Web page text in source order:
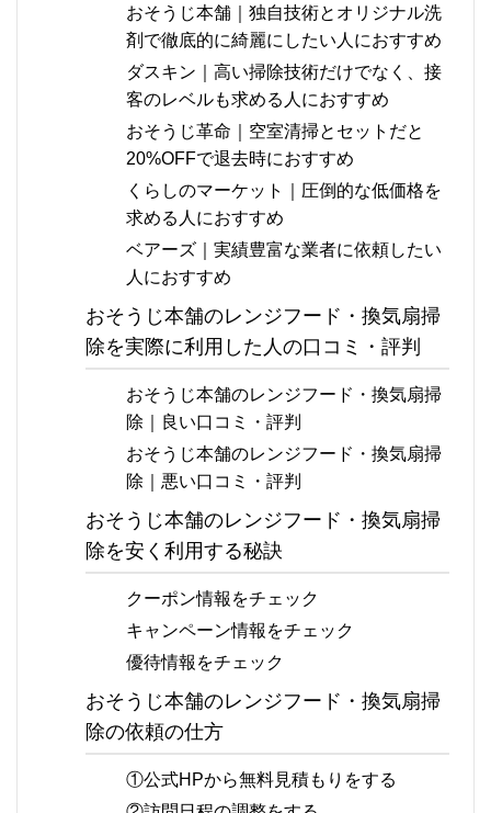
おそうじ本舗｜独自技術とオリジナル洗
剤で徹底的に綺麗にしたい人におすすめ
ダスキン｜高い掃除技術だけでなく、接
客のレベルも求める人におすすめ
おそうじ革命｜空室清掃とセットだと
20%OFFで退去時におすすめ
くらしのマーケット｜圧倒的な低価格を
求める人におすすめ
ベアーズ｜実績豊富な業者に依頼したい
人におすすめ
おそうじ本舗のレンジフード・換気扇掃
除を実際に利用した人の口コミ・評判
おそうじ本舗のレンジフード・換気扇掃
除｜良い口コミ・評判
おそうじ本舗のレンジフード・換気扇掃
除｜悪い口コミ・評判
おそうじ本舗のレンジフード・換気扇掃
除を安く利用する秘訣
クーポン情報をチェック
キャンペーン情報をチェック
優待情報をチェック
おそうじ本舗のレンジフード・換気扇掃
除の依頼の仕方
①公式HPから無料見積もりをする